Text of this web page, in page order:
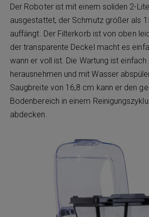
Der Roboter ist mit einem soliden 2-
ausgestattet, der Schmutz größer als
auffängt. Der Filterkorb ist von oben
der transparente Deckel macht es
wann er voll ist. Die Wartung ist einfach
herausnehmen und mit Wasser
Saugbreite von 16,8 cm kann er den
Bodenbereich in einem
abdecken.